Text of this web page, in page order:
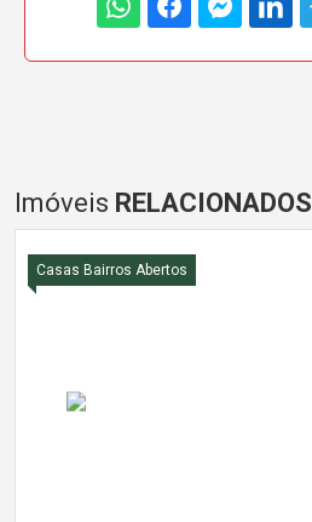
Imóveis RELACIONADOS
Casas Bairros Abertos